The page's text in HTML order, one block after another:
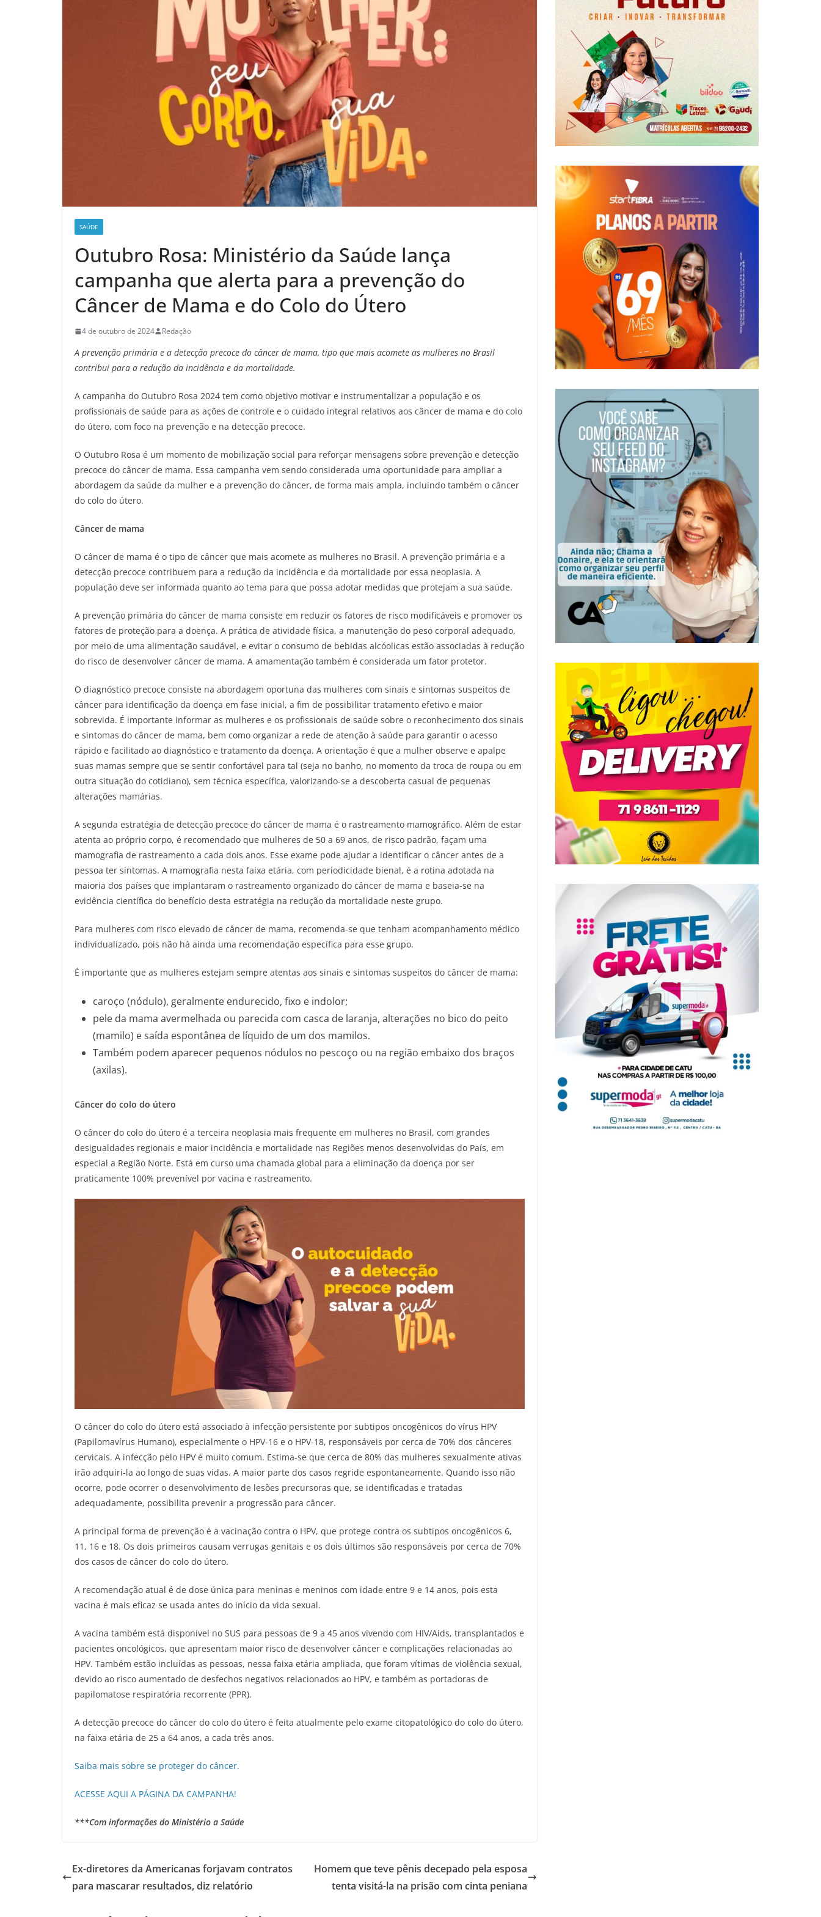
SAÚDE
Outubro Rosa: Ministério da Saúde lança
campanha que alerta para a prevenção do
Câncer de Mama e do Colo do Útero
4 de outubro de 2024 Redação
A prevenção primária e a detecção precoce do câncer de mama, tipo que mais acomete as mulheres no Brasil
contribui para a redução da incidência e da mortalidade.
A campanha do Outubro Rosa 2024 tem como objetivo motivar e instrumentalizar a população e os
profissionais de saúde para as ações de controle e o cuidado integral relativos aos câncer de mama e do colo
do útero, com foco na prevenção e na detecção precoce.
O Outubro Rosa é um momento de mobilização social para reforçar mensagens sobre prevenção e detecção
precoce do câncer de mama. Essa campanha vem sendo considerada uma oportunidade para ampliar a
abordagem da saúde da mulher e a prevenção do câncer, de forma mais ampla, incluindo também o câncer
do colo do útero.
Câncer de mama
O câncer de mama é o tipo de câncer que mais acomete as mulheres no Brasil. A prevenção primária e a
detecção precoce contribuem para a redução da incidência e da mortalidade por essa neoplasia. A
população deve ser informada quanto ao tema para que possa adotar medidas que protejam a sua saúde.
A prevenção primária do câncer de mama consiste em reduzir os fatores de risco modificáveis e promover os
fatores de proteção para a doença. A prática de atividade física, a manutenção do peso corporal adequado,
por meio de uma alimentação saudável, e evitar o consumo de bebidas alcóolicas estão associadas à redução
do risco de desenvolver câncer de mama. A amamentação também é considerada um fator protetor.
O diagnóstico precoce consiste na abordagem oportuna das mulheres com sinais e sintomas suspeitos de
câncer para identificação da doença em fase inicial, a fim de possibilitar tratamento efetivo e maior
sobrevida. É importante informar as mulheres e os profissionais de saúde sobre o reconhecimento dos sinais
e sintomas do câncer de mama, bem como organizar a rede de atenção à saúde para garantir o acesso
rápido e facilitado ao diagnóstico e tratamento da doença. A orientação é que a mulher observe e apalpe
suas mamas sempre que se sentir confortável para tal (seja no banho, no momento da troca de roupa ou em
outra situação do cotidiano), sem técnica específica, valorizando-se a descoberta casual de pequenas
alterações mamárias.
A segunda estratégia de detecção precoce do câncer de mama é o rastreamento mamográfico. Além de estar
atenta ao próprio corpo, é recomendado que mulheres de 50 a 69 anos, de risco padrão, façam uma
mamografia de rastreamento a cada dois anos. Esse exame pode ajudar a identificar o câncer antes de a
pessoa ter sintomas. A mamografia nesta faixa etária, com periodicidade bienal, é a rotina adotada na
maioria dos países que implantaram o rastreamento organizado do câncer de mama e baseia-se na
evidência científica do benefício desta estratégia na redução da mortalidade neste grupo.
Para mulheres com risco elevado de câncer de mama, recomenda-se que tenham acompanhamento médico
individualizado, pois não há ainda uma recomendação específica para esse grupo.
É importante que as mulheres estejam sempre atentas aos sinais e sintomas suspeitos do câncer de mama:
caroço (nódulo), geralmente endurecido, fixo e indolor;
pele da mama avermelhada ou parecida com casca de laranja, alterações no bico do peito
(mamilo) e saída espontânea de líquido de um dos mamilos.
Também podem aparecer pequenos nódulos no pescoço ou na região embaixo dos braços
(axilas).
Câncer do colo do útero
O câncer do colo do útero é a terceira neoplasia mais frequente em mulheres no Brasil, com grandes
desigualdades regionais e maior incidência e mortalidade nas Regiões menos desenvolvidas do País, em
especial a Região Norte. Está em curso uma chamada global para a eliminação da doença por ser
praticamente 100% prevenível por vacina e rastreamento.
O câncer do colo do útero está associado à infecção persistente por subtipos oncogênicos do vírus HPV
(Papilomavírus Humano), especialmente o HPV-16 e o HPV-18, responsáveis por cerca de 70% dos cânceres
cervicais. A infecção pelo HPV é muito comum. Estima-se que cerca de 80% das mulheres sexualmente ativas
irão adquiri-la ao longo de suas vidas. A maior parte dos casos regride espontaneamente. Quando isso não
ocorre, pode ocorrer o desenvolvimento de lesões precursoras que, se identificadas e tratadas
adequadamente, possibilita prevenir a progressão para câncer.
A principal forma de prevenção é a vacinação contra o HPV, que protege contra os subtipos oncogênicos 6,
11, 16 e 18. Os dois primeiros causam verrugas genitais e os dois últimos são responsáveis por cerca de 70%
dos casos de câncer do colo do útero.
A recomendação atual é de dose única para meninas e meninos com idade entre 9 e 14 anos, pois esta
vacina é mais eficaz se usada antes do início da vida sexual.
A vacina também está disponível no SUS para pessoas de 9 a 45 anos vivendo com HIV/Aids, transplantados e
pacientes oncológicos, que apresentam maior risco de desenvolver câncer e complicações relacionadas ao
HPV. Também estão incluídas as pessoas, nessa faixa etária ampliada, que foram vítimas de violência sexual,
devido ao risco aumentado de desfechos negativos relacionados ao HPV, e também as portadoras de
papilomatose respiratória recorrente (PPR).
A detecção precoce do câncer do colo do útero é feita atualmente pelo exame citopatológico do colo do útero,
na faixa etária de 25 a 64 anos, a cada três anos.
Saiba mais sobre se proteger do câncer.
ACESSE AQUI A PÁGINA DA CAMPANHA!
***Com informações do Ministério a Saúde
Ex-diretores da Americanas forjavam contratos
para mascarar resultados, diz relatório
Homem que teve pênis decepado pela esposa
tenta visitá-la na prisão com cinta peniana